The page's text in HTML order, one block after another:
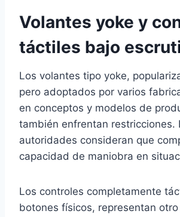
Volantes yoke y
táctiles bajo
Los volantes tipo yoke,
pero adoptados por varios
en conceptos y modelos de
también enfrentan restricciones.
autoridades consideran que
capacidad de maniobra en
Los controles completamente
botones físicos, representan